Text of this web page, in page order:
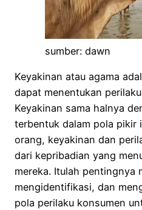
sumber: dawn
Keyakinan atau agama
dapat menentukan
Keyakinan sama halnya
terbentuk dalam pola pikir
orang, keyakinan dan
dari kepribadian yang
mereka. Itulah pentingnya
mengidentifikasi, dan
pola perilaku konsumen